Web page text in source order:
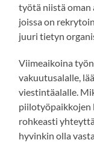
työtä niistä oman
joissa on
juuri tietyn
Viimeaikoina
vakuutusalalle,
viestintäalalle.
rohkeasti
hyvinkin olla